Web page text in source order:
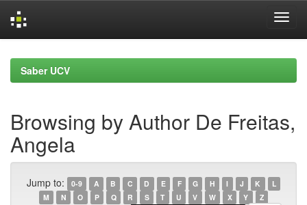
navigationSaber UCV
Browsing by Author De Freitas,
Angela
Jump to: 0-9 A B C D E F G H I J K
L
M
N O P Q R S T U V W X Y Z